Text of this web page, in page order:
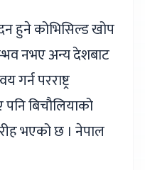
हुने कोभिसिल्ड खोप
नभए अन्य देशबाट
परराष्ट्र
पनि बिचौलियाको
भएको छ । नेपाल